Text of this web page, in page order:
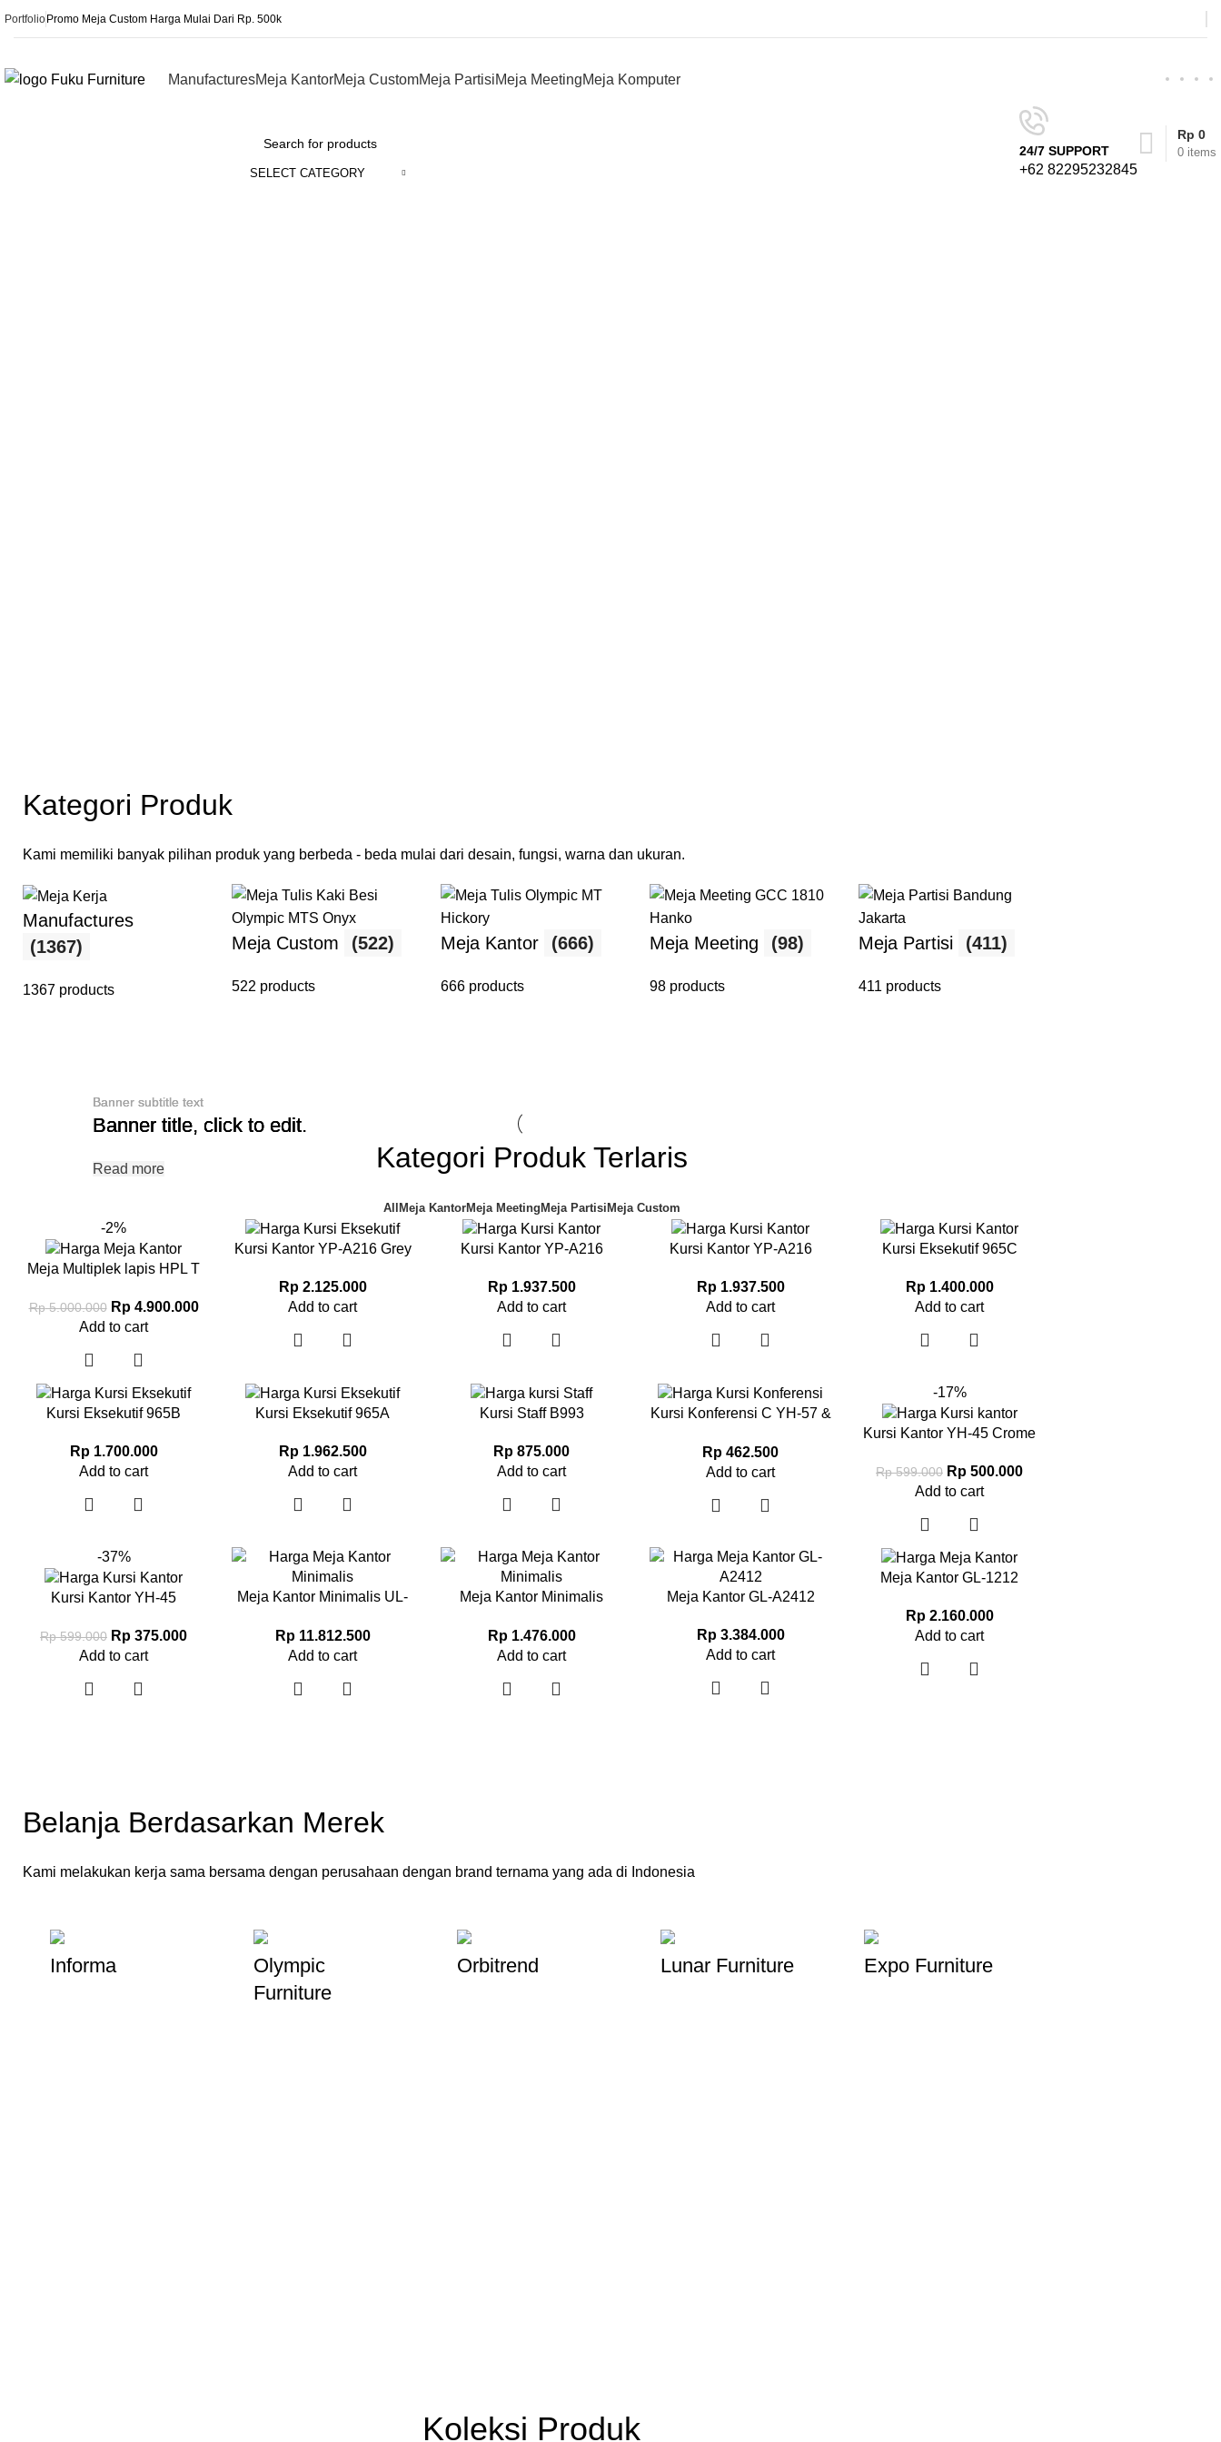
PortfolioPromo Meja Custom Harga Mulai Dari Rp. 500k
ManufacturesMeja KantorMeja CustomMeja PartisiMeja MeetingMeja Komputer
SELECT CATEGORY
24/7 SUPPORT
+62 82295232845
0 items
Rp 0
Kategori Produk
Kami memiliki banyak pilihan produk yang berbeda - beda mulai dari desain, fungsi, warna dan ukuran.
Manufactures
(1367)
1367 products
Meja Custom (522)
522 products
Meja Kantor (666)
666 products
Meja Meeting (98)
98 products
Meja Partisi (411)
411 products
Banner subtitle text
Banner title, click to edit.
Read more
Banner subtitle text
Banner title, click to edit.
Read more
Banner subtitle text
Banner title, click to edit.
Read more Kategori Produk Terlaris
All Meja KantorMeja Meeting Meja Partisi Meja Custom
-2%
Meja Multiplek lapis HPL T
Rp5.000.000 Rp4.900.000
Add to cart
Kursi Kantor YP-A216 Grey
Rp2.125.000
Add to cart
Kursi Kantor YP-A216
Rp1.937.500
Add to cart
Kursi Kantor YP-A216
Rp1.937.500
Add to cart
Kursi Eksekutif 965C
Rp1.400.000
Add to cart
Kursi Eksekutif 965B
Rp1.700.000
Add to cart
Kursi Eksekutif 965A
Rp1.962.500
Add to cart
Kursi Staff B993
Rp 875.000
Add to cart
Kursi Konferensi C YH-57 &
Rp 462.500
Add to cart
-17%
Kursi Kantor YH-45 Crome
Rp599.000 Rp 500.000
Add to cart
-37%
Kursi Kantor YH-45
Rp599.000 Rp 375.000
Add to cart
Meja Kantor Minimalis UL-
Rp11.812.500
Add to cart
Meja Kantor Minimalis
Rp1.476.000
Add to cart
Meja Kantor GL-A2412
Rp3.384.000
Add to cart
Meja Kantor GL-1212
Rp2.160.000
Add to cart
Belanja Berdasarkan Merek
Kami melakukan kerja sama bersama dengan perusahaan dengan brand ternama yang ada di Indonesia
Informa
Olympic
Furniture
Orbitrend Lunar Furniture Expo Furniture
Koleksi Produk